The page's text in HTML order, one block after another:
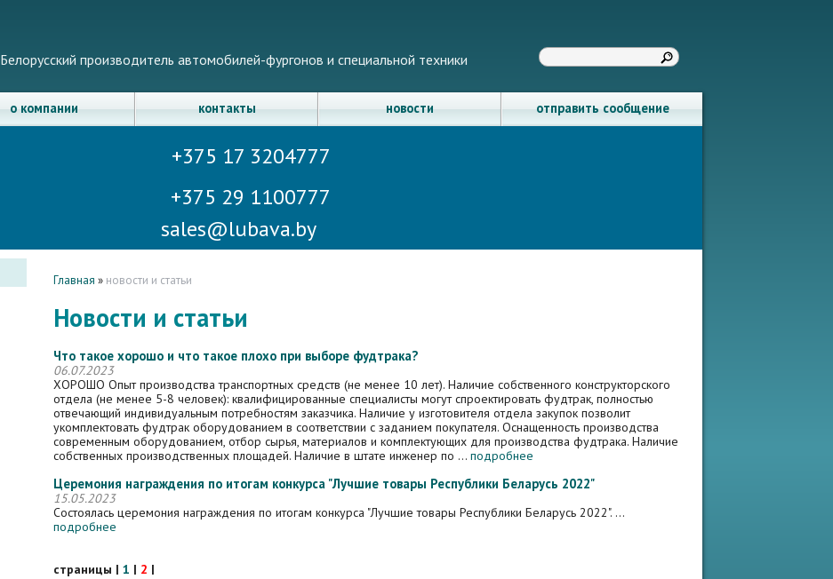
Белорусский производитель автомобилей-фургонов и специальной техники
о компании контакты новости отправить сообщение
+375 17 3204777
+375 29 1100777
sales@lubava.by
Главная » новости и статьи
Новости и статьи
Что такое хорошо и что такое плохо при выборе фудтрака?
06.07.2023
ХОРОШО Опыт производства транспортных средств (не менее 10 лет). Наличие собственного конструкторского
отдела (не менее 5-8 человек): квалифицированные специалисты могут спроектировать фудтрак, полностью
отвечающий индивидуальным потребностям заказчика. Наличие у изготовителя отдела закупок позволит
укомплектовать фудтрак оборудованием в соответствии с заданием покупателя. Оснащенность производства
современным оборудованием, отбор сырья, материалов и комплектующих для производства фудтрака. Наличие
собственных производственных площадей. Наличие в штате инженер по ... подробнее
Церемония награждения по итогам конкурса "Лучшие товары Республики Беларусь 2022"
15.05.2023
Состоялась церемония награждения по итогам конкурса "Лучшие товары Республики Беларусь 2022". ...
подробнее
страницы | 1 | 2 |